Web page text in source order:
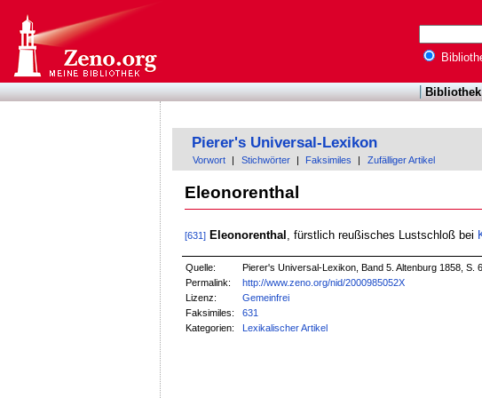
Bibliothek
Pierer's Universal-Lexikon
Vorwort Stichwörter Faksimiles Zufälliger Artikel
Eleonorenthal
[631] Eleonorenthal , fürstlich reußisches Lustschloß bei
Quelle:
Pierer's Universal-Lexikon, Band 5. Altenburg 1858, S.
Permalink:
http://www.zeno.org/nid/2000985052X
Lizenz:
Gemeinfrei
Faksimiles:
631
Kategorien:
Lexikalischer Artikel